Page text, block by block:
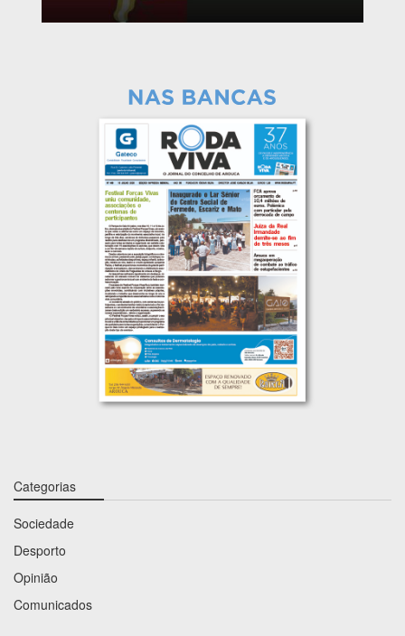
Categorias
Sociedade
Desporto
Opinião
Comunicados